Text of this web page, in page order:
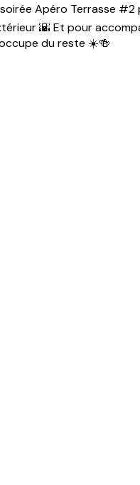
Apéro Terrasse
🌇 Et pour
du reste ☀️🍻